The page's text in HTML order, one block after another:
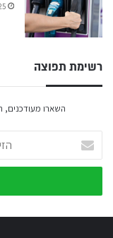
רשימת תפוצה
השארו מעודכנים,
את
כתובת
שלך